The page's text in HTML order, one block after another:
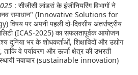
: सीजीसी लांडरां के इंजीनियरिंग विभागों ने
समाधान" (Innovative Solutions for
पर अपनी पहली दो-दिवसीय अंतर्राष्ट्रीय
(ICAS-2025) का सफलतापूर्वक आयोजन
दुनिया भर के शोधकर्ताओं, शिक्षाविदों और उद्योग
ताकि वे पर्यावरण और ऊर्जा क्षेत्र की उभरती
नवाचार (sustainable innovation)